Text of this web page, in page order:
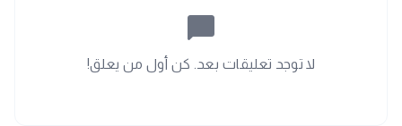
chat_bubble_outline
لا توجد تعليقات بعد. كن أول من يعلق!